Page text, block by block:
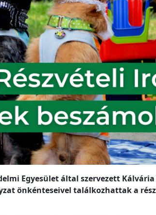
Egyesület által szervezett
önkénteseivel találkozhattak a